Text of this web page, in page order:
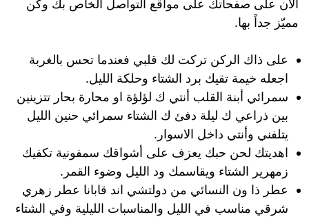
الآن على صفحاتك على مواقع التواصل الخاص بك وكُن
مميّز جداً بها.
على ذاك الركن تركت لك قلبي فعندما تحس بالغربة
اجعله خيمة تقيك برد الشتاء وحلكة الليل.
سمرائي أبنة القلب أنتي ك لؤلؤة او محارة بحار تتزينين
بين ذراعي ك ليلة دفئ ك الشتاء سمرائي حنين الليل
يتلفني وأنتي داخل الاسوار.
اهديتك لحن حبك يعزف على أشواقك سمفونية تكفيك
زمهرير الشتاء ويقاسمك ود الليل وضوء القمر.
عطر ذا ون النسائي من دولتشي اند قابانا عطر زهري
شرقي مناسب في الليل والمناسبات الليلية وفي الشتاء